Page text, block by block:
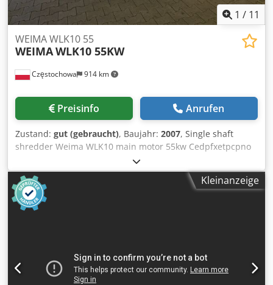
1 / 11
Częstochowa 914 km
WEIMA WLK10 55
WEIMAWLK10 55KW
Preisinfo Anrufen
Zustand: gut (gebraucht), Baujahr: 2007, Single shaft
shredder Weima WLK10 main motor 55kw Cedpfxetpcpno
Ah Tjrf rotor lenght 100cm the machine is 100% efficient
Kleinanzeige